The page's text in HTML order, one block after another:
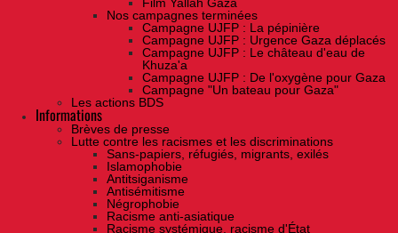
Nos campagnes terminées
Campagne UJFP : La pépinière
Campagne UJFP : Urgence Gaza déplacés
Campagne UJFP : Le château d'eau de
Khuza'a
Campagne UJFP : De l'oxygène pour Gaza
Campagne "Un bateau pour Gaza"
Les actions BDS
Informations
Brèves de presse
Lutte contre les racismes et les discriminations
Sans-papiers, réfugiés, migrants, exilés
Islamophobie
Antitsiganisme
Antisémitisme
Négrophobie
Racisme anti-asiatique
Racisme systémique, racisme d'État